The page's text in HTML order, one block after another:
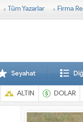
Tüm Yazarlar Firma
Seyahat
ALTIN DOLAR